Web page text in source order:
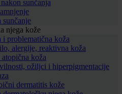
sunčanja
sunčanje
njega kože
i problematična koža
alergije, reaktivna koža
atopična koža
ožiljci i hiperpigmentacije
dermatitis kože